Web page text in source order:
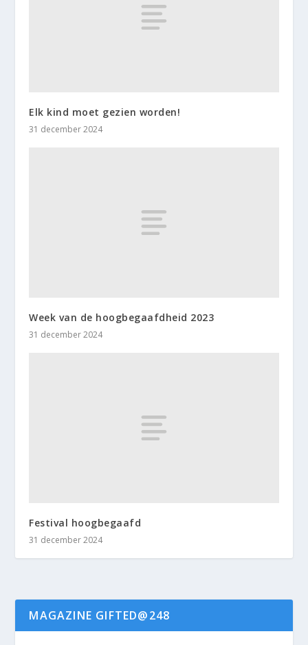
Elk kind moet gezien worden!
31 december 2024
Week van de hoogbegaafdheid 2023
31 december 2024
Festival hoogbegaafd
31 december 2024
MAGAZINE GIFTED@248